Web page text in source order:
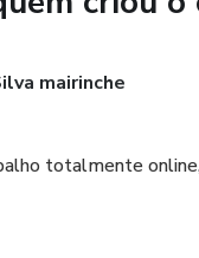
mairinche
totalmente